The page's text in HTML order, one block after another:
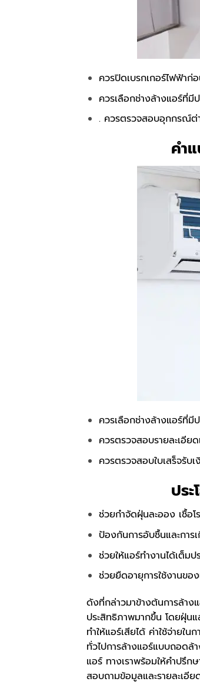
ควรปิดเบรกเกอร์ไฟฟ้า
ควรเลือกช่างล้างแอร์ที่มี
. ควรตรวจสอบอุกกรณ์ต่
คำ
ควรเลือกช่างล้างแอร์ที่มี
ควรตรวจสอบรายละเอีย
ควรตรวจสอบใบเสร็จรับ
ปร
ช่วยกำจัดฝุ่นละออง เชื้อ
ป้องกันการอับชื้นและการเ
ช่วยให้แอร์ทำงานได้เต็ม
ช่วยยืดอายุการใช้งานขอ
ดังที่กล่าวมาข้างต้นการล้าง
ประสิทธิภาพมากขึ้น โดยฝุ่นแ
ทำให้แอร์เสียได้ ค่าใช้จ่ายใ
ทั่วไปการล้างแอร์แบบถอดล้
แอร์ ทางเราพร้อมให้คำปรึ
สอบถามข้อมูลและรายละเอีย